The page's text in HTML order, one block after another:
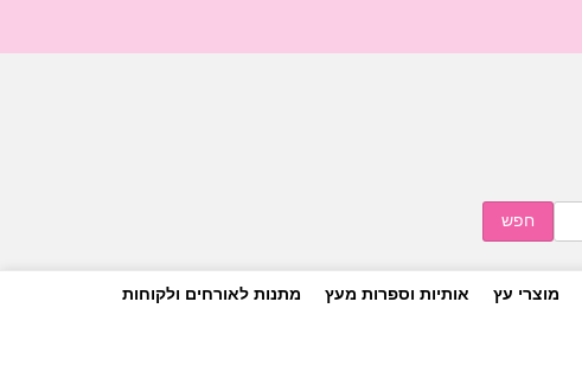
מוצרי עץ אותיות וספרות מעץ מתנות לאורחים ולקוחות